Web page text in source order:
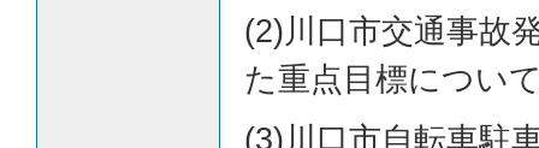
(2)川口市交通事故
た重点目標につい
(3)川口市自転車駐